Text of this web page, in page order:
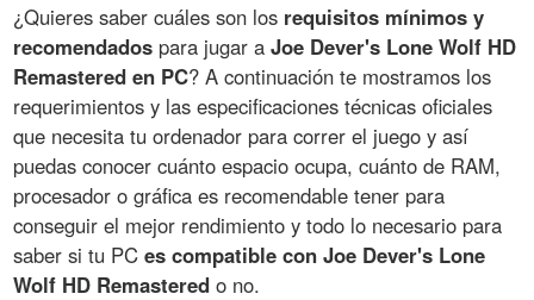
¿Quieres saber cuáles son los requisitos mínimos y
recomendados para jugar aJoe Dever's Lone Wolf HD
Remastered en PC? A continuación te mostramos los
requerimientos y las especificaciones técnicas oficiales
que necesita tu ordenador para correr el juego y así
puedas conocer cuánto espacio ocupa, cuánto de RAM,
procesador o gráfica es recomendable tener para
conseguir el mejor rendimiento y todo lo necesario para
saber si tu PCes compatible con Joe Dever's Lone
Wolf HD Remastered o no.